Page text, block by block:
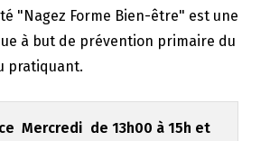
"Nagez Forme Bien-être" est une
à but de prévention primaire du
pratiquant.
Mercredi de 13h00 à 15h et